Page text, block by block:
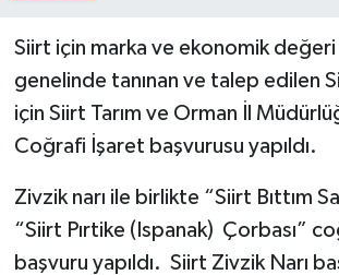
Siirt için marka ve ekonomik değeri
genelinde tanınan ve talep edilen
için Siirt Tarım ve Orman İl
Coğrafi İşaret başvurusu yapıldı.
Zivzik narı ile birlikte “Siirt Bıttım
“Siirt Pırtike (Ispanak) Çorbası”
başvuru yapıldı. Siirt Zivzik Narı